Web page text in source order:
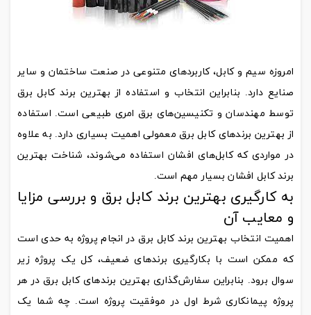
امروزه سیم و کابل، کاربردهای متنوعی در صنعت ساختمان و سایر
صنایع دارد. بنابراین انتخاب و استفاده از بهترین برند کابل برق
توسط مهندسان و تکنیسین‌های برق امری طبیعی است. استفاده
از بهترین برندهای کابل برق معمولی اهمیت بسیاری دارد. به علاوه
در مواردی که کابل‌های افشان استفاده می‌شوند، شناخت بهترین
برند کابل افشان بسیار مهم است.
به کارگیری بهترین برند کابل برق و بررسی مزایا
و معایب آن
اهمیت انتخاب بهترین برند کابل برق در انجام پروژه به حدی است
که ممکن است با بکارگیری برندهای ضعیف، کل یک پروژه زیر
سوال برود. بنابراین سفارش‌گذاری بهترین برندهای کابل برق در هر
پروژه پیمانکاری شرط اول در موفقیت پروژه است. چه شما یک